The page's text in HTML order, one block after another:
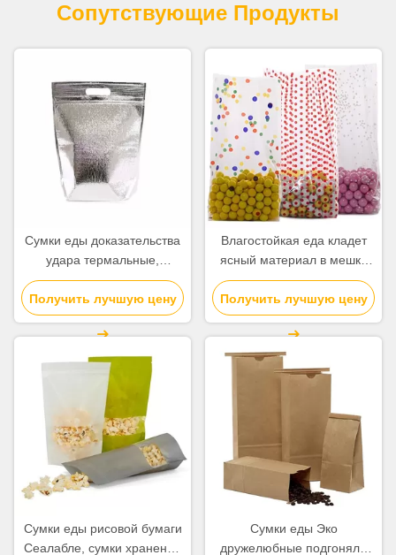
Сопутствующие Продукты
Сумки еды доказательства
удара термальные,
изолированная доставка
еды кладут алюминиевый
материал в мешки фильма
Получить лучшую цену
Влагостойкая еда кладет
ясный материал в мешки
полипропилена
виолончели для трудной
конфеты
Получить лучшую цену
Сумки еды рисовой бумаги
Сеалабле, сумки хранения
Сумки еды Эко
дружелюбные подгоняли